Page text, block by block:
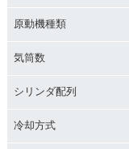
原動機種類
気筒数
シリンダ配列
冷却方式